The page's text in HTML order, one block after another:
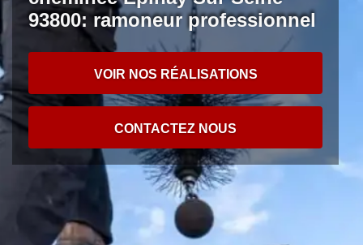
93800: ramoneur professionnel
VOIR NOS RÉALISATIONS
CONTACTEZ NOUS